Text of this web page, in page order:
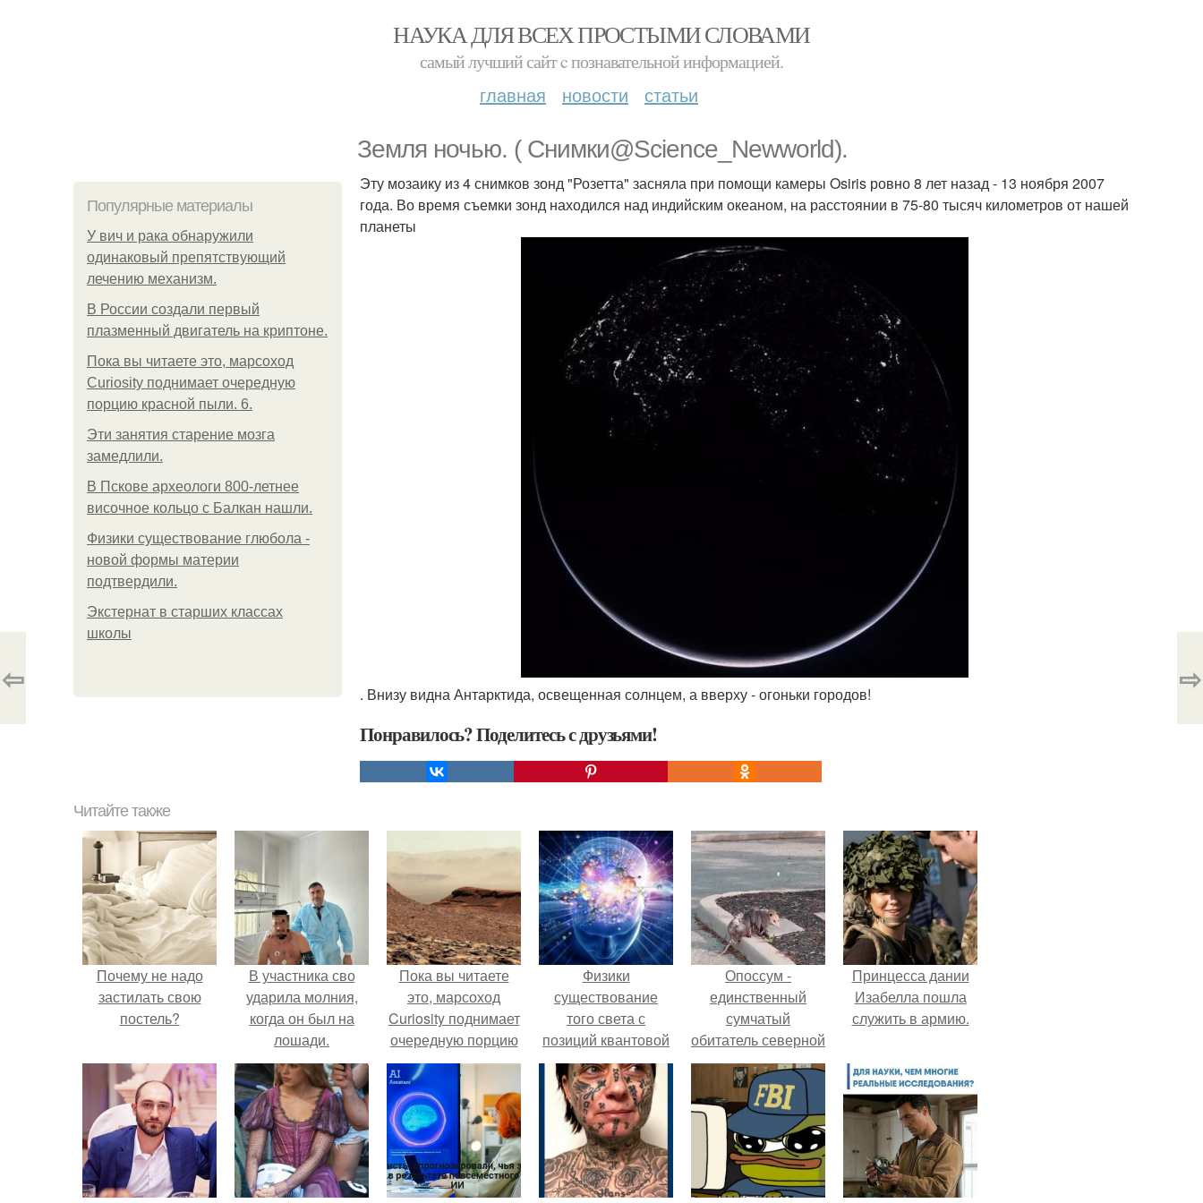
НАУКА ДЛЯ ВСЕХ ПРОСТЫМИ СЛОВАМИ
самый лучший сайт c познавательной информацией.
главная новости статьи
Земля ночью. ( Снимки@Science_Newworld).
Популярные материалы
У вич и рака обнаружили
одинаковый препятствующий
лечению механизм.
В России создали первый
плазменный двигатель на криптоне.
Пока вы читаете это, марсоход
Curiosity поднимает очередную
порцию красной пыли. 6.
Эти занятия старение мозга
замедлили.
В Пскове археологи 800-летнее
височное кольцо с Балкан нашли.
Физики существование глюбола -
новой формы материи
подтвердили.
Экстернат в старших классах
школы
Эту мозаику из 4 снимков зонд "Розетта" засняла при помощи камеры Osiris ровно 8 лет назад - 13 ноября 2007
года. Во время съемки зонд находился над индийским океаном, на расстоянии в 75-80 тысяч километров от нашей
планеты
. Внизу видна Антарктида, освещенная солнцем, а вверху - огоньки городов!
Понравилось? Поделитесь с друзьями!
⇦ ⇨
Читайте также
Почему не надо
застилать свою
постель?
В участника сво
ударила молния,
когда он был на
лошади.
Пока вы читаете
это, марсоход
Curiosity поднимает
очередную порцию
красной пыли. 6.
Физики
существование
того света с
позиций квантовой
механики
объяснили.
Опоссум -
единственный
сумчатый
обитатель северной
америки.
Принцесса дании
Изабелла пошла
служить в армию.